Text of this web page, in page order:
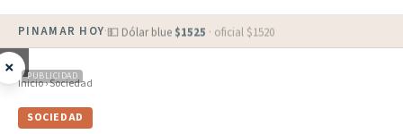
PINAMAR HOY·💵 Dólar blue $1525 · oficial $1520
× PUBLICIDAD
Inicio›Sociedad
SOCIEDAD